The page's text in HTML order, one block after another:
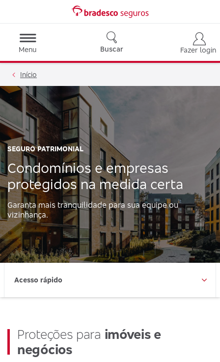
Menu Buscar Fazer login
Início
SEGURO PATRIMONIAL
Condomínios e empresas
protegidos na medida certa
Garanta mais tranquilidade para sua equipe ou
vizinhança.
Acesso rápido
Proteções para imóveis e
negócios